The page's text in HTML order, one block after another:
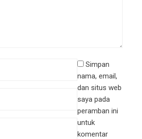
Simpan
nama, email,
dan situs web
saya pada
peramban ini
untuk
komentar